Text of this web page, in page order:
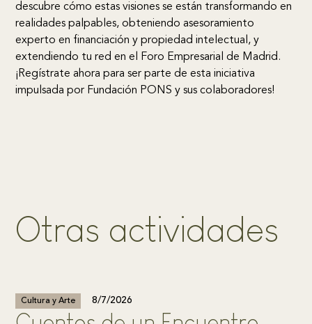
descubre cómo estas visiones se están transformando en
realidades palpables, obteniendo asesoramiento
experto en financiación y propiedad intelectual, y
extendiendo tu red en el Foro Empresarial de Madrid.
¡Regístrate ahora para ser parte de esta iniciativa
impulsada por Fundación PONS y sus colaboradores!
Otras actividades
Cultura y Arte 8/7/2026